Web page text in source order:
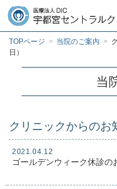
TOPページ > 当院のご案内 >
日）
当
クリニックからのお
2021.04.12
ゴールデンウィーク休診の